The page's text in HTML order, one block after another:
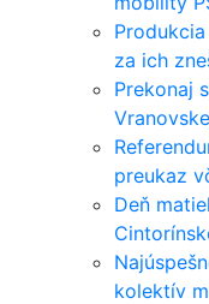
za ich
Prekonaj
preukaz
Deň
kolektív